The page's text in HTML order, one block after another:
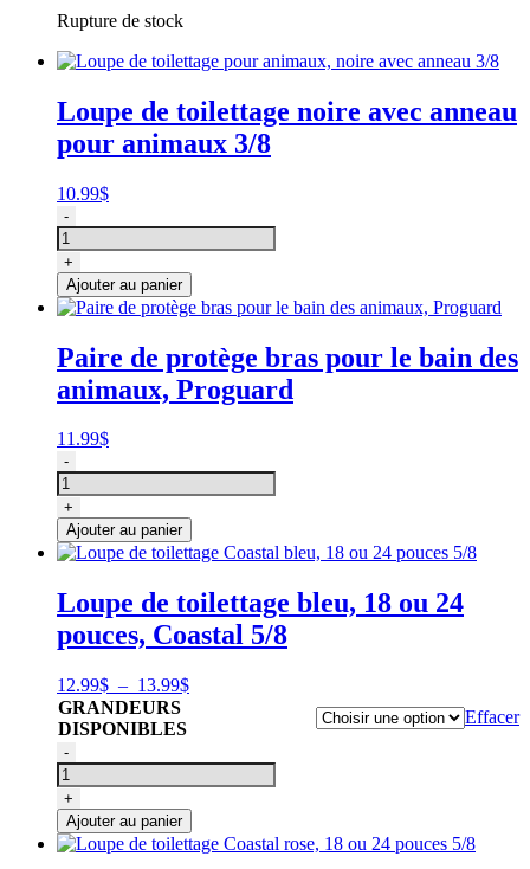
Rupture de stock
Loupe de toilettage noire avec anneau
pour animaux 3/8
10.99$
quantité
de
Loupe
de
toilettage
pour
noire
avec
anneau
-
+
Ajouter au panier
Paire de protège bras pour le bain des
animaux, Proguard
11.99$
quantité
de
Paire
de
protège
bras
le
bain
des
animaux,
Proguard
-
+
Ajouter au panier
Loupe de toilettage bleu, 18 ou 24
pouces, Coastal 5/8
12.99$ – 13.99$Plage
à
13.99$
GRANDEURS
DISPONIBLES
Effacer
quantité
de
Loupe
de
toilettage
Coastal
-
+
Ajouter au panier